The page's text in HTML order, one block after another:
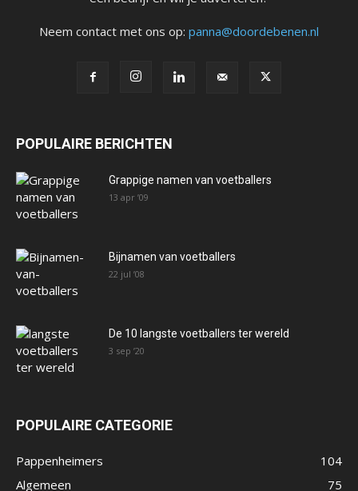
Neem contact met ons op: panna@doordebenen.nl
POPULAIRE BERICHTEN
Grappige namen van voetballers
13 apr ’09
Bijnamen van voetballers
22 jul ’08
De 10 langste voetballers ter wereld
3 sep ’20
POPULAIRE CATEGORIE
Pappenheimers
104
Algemeen
75